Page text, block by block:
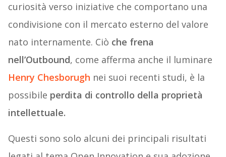
curiosità verso iniziative che comportano una
condivisione con il mercato esterno del valore
nato internamente. Ciò che frena
nell’Outbound, come afferma anche il luminare
Henry Chesborugh nei suoi recenti studi, è la
possibile perdita di controllo della proprietà
intellettuale.
Questi sono solo alcuni dei principali risultati